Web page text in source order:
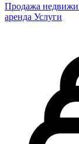
Продажа
аренда Услуги